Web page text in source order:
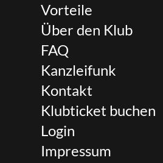
Vorteile
Über den Klub
FAQ
Kanzleifunk
Kontakt
Klubticket buchen
Login
Impressum